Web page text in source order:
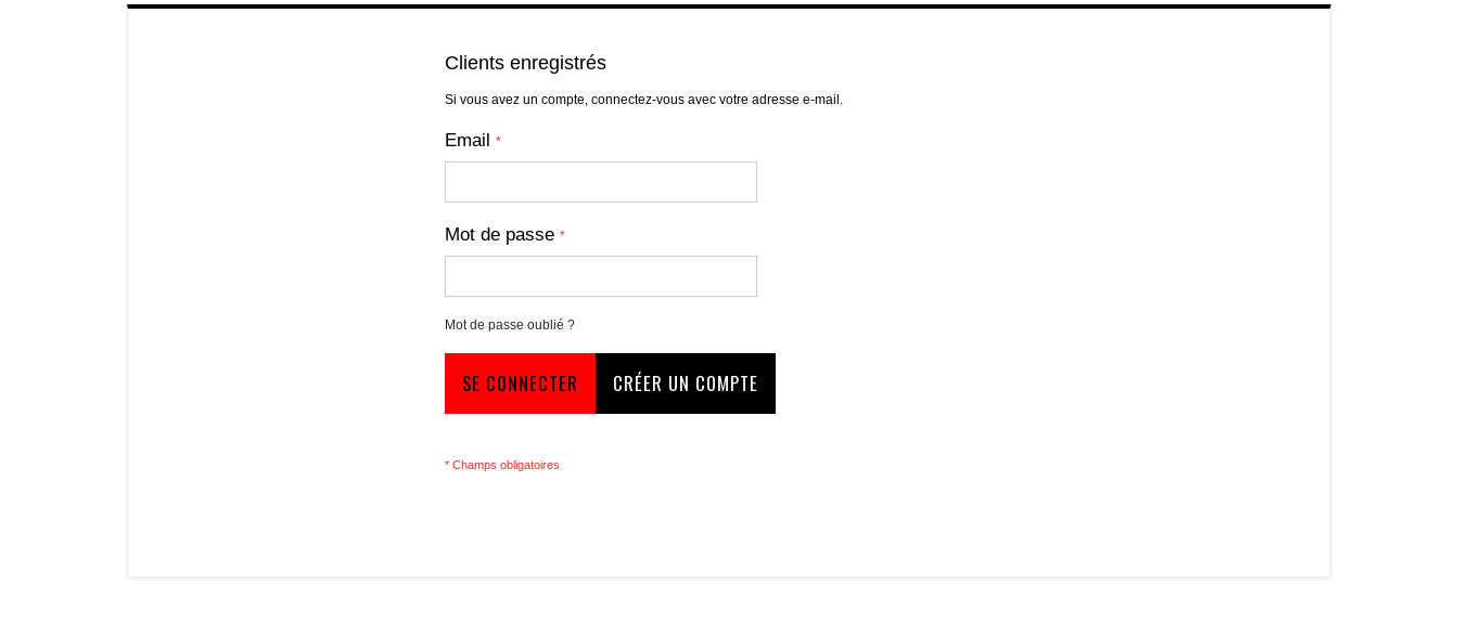
Clients enregistrés
Si vous avez un compte, connectez-vous avec votre adresse e-mail.
Email
Mot de passe
Mot de passe oublié ?
SE CONNECTER CRÉER UN COMPTE